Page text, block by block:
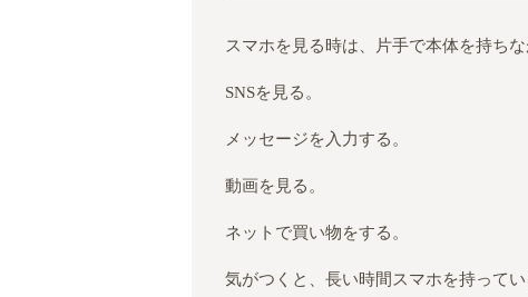
スマホを見る時は、片手で本体を持ち
SNSを見る。
メッセージを入力する。
動画を見る。
ネットで買い物をする。
気がつくと、長い時間スマホを持って